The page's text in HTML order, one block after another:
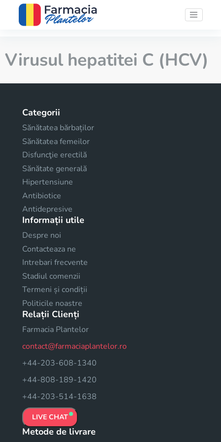
Virusul hepatitei C (HCV)
Categorii
Sănătatea bărbaților
Sănătatea femeilor
Disfuncţie erectilă
Sănătate generală
Hipertensiune
Antibiotice
Antidepresive
Informații utile
Despre noi
Contacteaza ne
Intrebari frecvente
Stadiul comenzii
Termeni și condiții
Politicile noastre
Relații Clienți
Farmacia Plantelor
contact@farmaciaplantelor.ro
+44-203-608-1340
+44-808-189-1420
+44-203-514-1638
LIVE CHAT
Metode de livrare